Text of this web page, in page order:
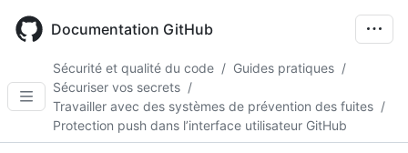
main
Documentation GitHub
Sécurité et qualité du code / Guides pratiques /
Sécuriser vos secrets /
Travailler avec des systèmes de prévention des fuites /
Protection push dans l’interface utilisateur GitHub